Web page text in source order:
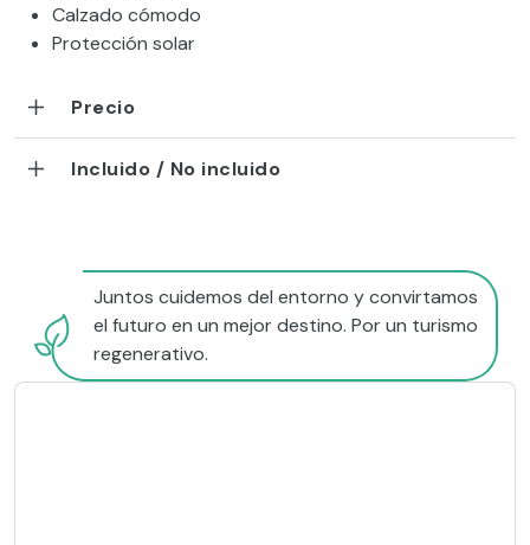
Calzado cómodo
Protección solar
Precio
Incluido / No incluido
Juntos cuidemos del entorno y convirtamos
el futuro en un mejor destino. Por un turismo
regenerativo.